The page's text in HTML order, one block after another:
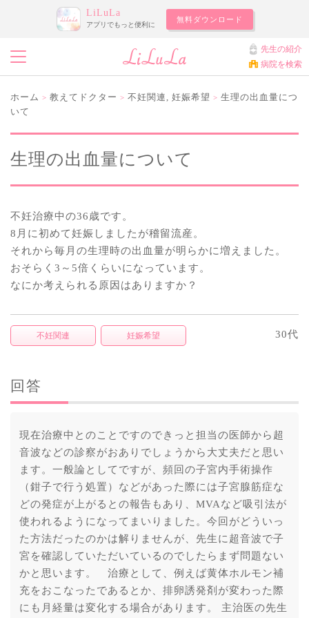
LiLuLa
アプリでもっと便利に
無料ダウンロード
先生の紹介
病院を検索
ホーム > 教えてドクター > 不妊関連 , 妊娠希望 > 生理の出血量につ
いて
生理の出血量について
不妊治療中の36歳です。
8月に初めて妊娠しましたが稽留流産。
それから毎月の生理時の出血量が明らかに増えました。
おそらく3～5倍くらいになっています。
なにか考えられる原因はありますか？
不妊関連 妊娠希望 30代
回答
現在治療中とのことですのできっと担当の医師から超
音波などの診察がおありでしょうから大丈夫だと思い
ます。一般論としてですが、頻回の子宮内手術操作
（鉗子で行う処置）などがあった際には子宮腺筋症な
どの発症が上がるとの報告もあり、MVAなど吸引法が
使われるようになってまいりました。今回がどういっ
た方法だったのかは解りませんが、先生に超音波で子
宮を確認していただいているのでしたらまず問題ない
かと思います。 治療として、例えば黄体ホルモン補
充をおこなったであるとか、排卵誘発剤が変わった際
にも月経量は変化する場合があります。 主治医の先生